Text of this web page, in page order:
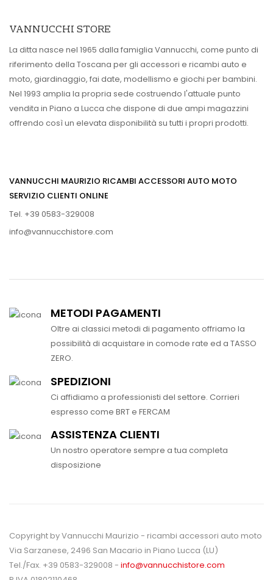
VANNUCCHI STORE
La ditta nasce nel 1965 dalla famiglia Vannucchi, come punto di
riferimento della Toscana per gli accessori e ricambi auto e
moto, giardinaggio, fai date, modellismo e giochi per bambini.
Nel 1993 amplia la propria sede costruendo l'attuale punto
vendita in Piano a Lucca che dispone di due ampi magazzini
offrendo così un elevata disponibilità su tutti i propri prodotti.
VANNUCCHI MAURIZIO RICAMBI ACCESSORI AUTO MOTO
SERVIZIO CLIENTI ONLINE
Tel. +39 0583-329008
info@vannucchistore.com
METODI PAGAMENTI
Oltre ai classici metodi di pagamento offriamo la
possibilità di acquistare in comode rate ed a TASSO
ZERO.
SPEDIZIONI
Ci affidiamo a professionisti del settore. Corrieri
espresso come BRT e FERCAM
ASSISTENZA CLIENTI
Un nostro operatore sempre a tua completa
disposizione
Copyright by Vannucchi Maurizio - ricambi accessori auto moto
Via Sarzanese, 2496 San Macario in Piano Lucca (LU)
Tel./Fax. +39 0583-329008 - info@vannucchistore.com